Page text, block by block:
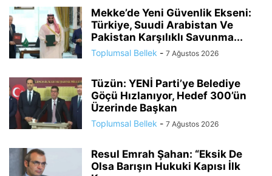
Mekke’de Yeni Güvenlik Ekseni:
Türkiye, Suudi Arabistan Ve
Pakistan Karşılıklı Savunma...
Toplumsal Bellek - 7 Ağustos 2026
Tüzün: YENİ Parti’ye Belediye
Göçü Hızlanıyor, Hedef 300’ün
Üzerinde Başkan
Toplumsal Bellek - 7 Ağustos 2026
Resul Emrah Şahan: “Eksik De
Olsa Barışın Hukuki Kapısı İlk